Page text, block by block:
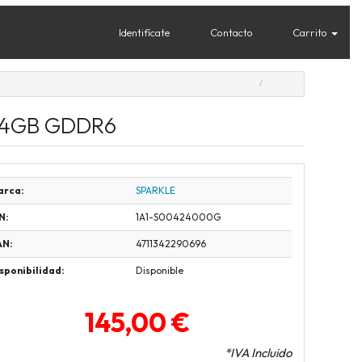
Identifícate Contacto Carrito
GDDR6
SPARKLE
1A1-S00424000G
4711342290696
Disponible
145,00 €
*IVA Incluido